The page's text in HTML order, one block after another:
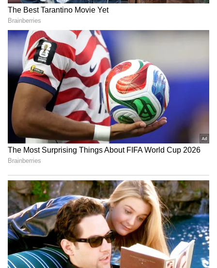
Related Articles
Maa Inti Bangaram: సమంత నటించిన `మా ఇంటి
బంగారం` మూవీ ఎందుకు చూడాలనేదానికి 5
కారణాలు
Buchibabu: ఎన్టీఆర్‌కి కథ చెబితే, ఎక్కడ దొబ్బేశావ్‌
అన్నాడు.. బుచ్చిబాబుకి ఫ్యూజులు ఎగిరిపోయే
సంఘటన
5
Image Credit :Instagram
గౌరీ స్ప్రాట్‌కి 'రెండో గౌరీ ఖాన్' అని పేరు
అమీర్ ఖాన్, గౌరీ స్ప్రాట్‌ పెళ్లి వార్తల తర్వాత, సోషల్
మీడియాలో గౌరీ స్ప్రాట్‌ని సరదాగా 'రెండో గౌరీ ఖాన్' అని
పిలుస్తున్నారు. నిజానికి అసలు గౌరీ ఖాన్, షారుఖ్ ఖాన్